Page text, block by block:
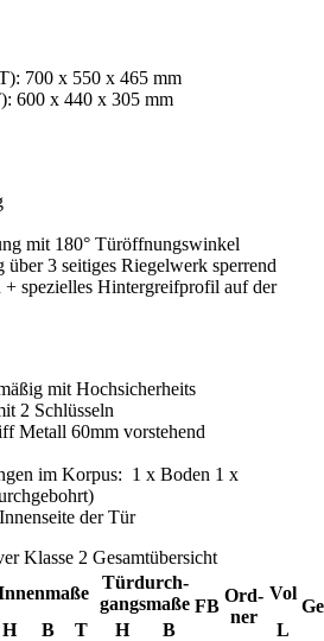
700 x 550 x 465 mm
600 x 440 x 305 mm
mit 180° Türöffnungswinkel
über 3 seitiges Riegelwerk sperrend
+ spezielles Hintergreifprofil auf der
mit Hochsicherheits
2 Schlüsseln
Metall 60mm vorstehend
im Korpus: 1 x Boden 1 x
der Tür
Klasse 2 Gesamtübersicht
Türdurch-
gangsmaße FB
Ord-
ner
Vol
H B T H B
L